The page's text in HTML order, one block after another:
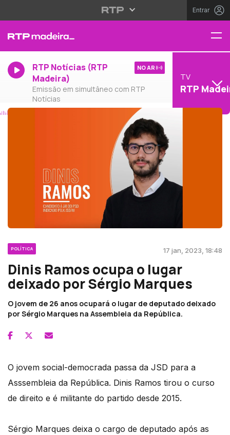
Entrar
RTP Notícias (RTP
Madeira)
Emissão em simultâneo com RTP
Notícias
NO AR
TV
RTP
POLÍTICA 17 jan, 2023, 18:48
Dinis Ramos ocupa o lugar
deixado por Sérgio Marques
O jovem de 26 anos ocupará o lugar de deputado deixado
por Sérgio Marques na Assembleia da República.
O jovem social-democrada passa da JSD para a
Asssembleia da República. Dinis Ramos tirou o curso
de direito e é militante do partido desde 2015.
Sérgio Marques deixa o cargo de deputado após as